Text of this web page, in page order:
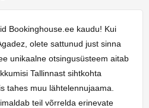
Bookinghouse.ee kaudu! Kui
olete sattunud just sinna
unikaalne otsingusüsteem aitab
Tallinnast sihtkohta
tahes muu lähtelennujaama.
teil võrrelda erinevate